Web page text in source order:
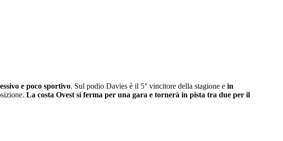
e poco sportivo. Sul podio Davies è il 5° vincitore della stagione e in
La costa Ovest si ferma per una gara e tornerà in pista tra due per il